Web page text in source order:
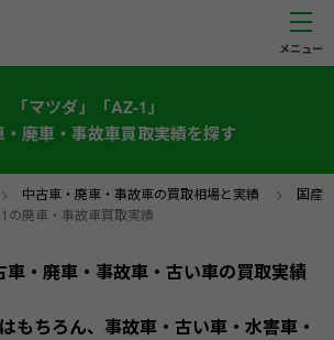
「マツダ」「AZ-1」
・廃車・事故車買取実績を探す
中古車・廃車・事故車の買取相場と実績 > 国産
の廃車・事故車買取実績
車・廃車・事故車・古い車の買取実績
もちろん、事故車・古い車・水害車・